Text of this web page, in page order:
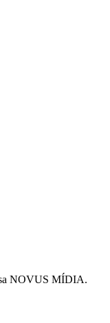
NOVUS MÍDIA.